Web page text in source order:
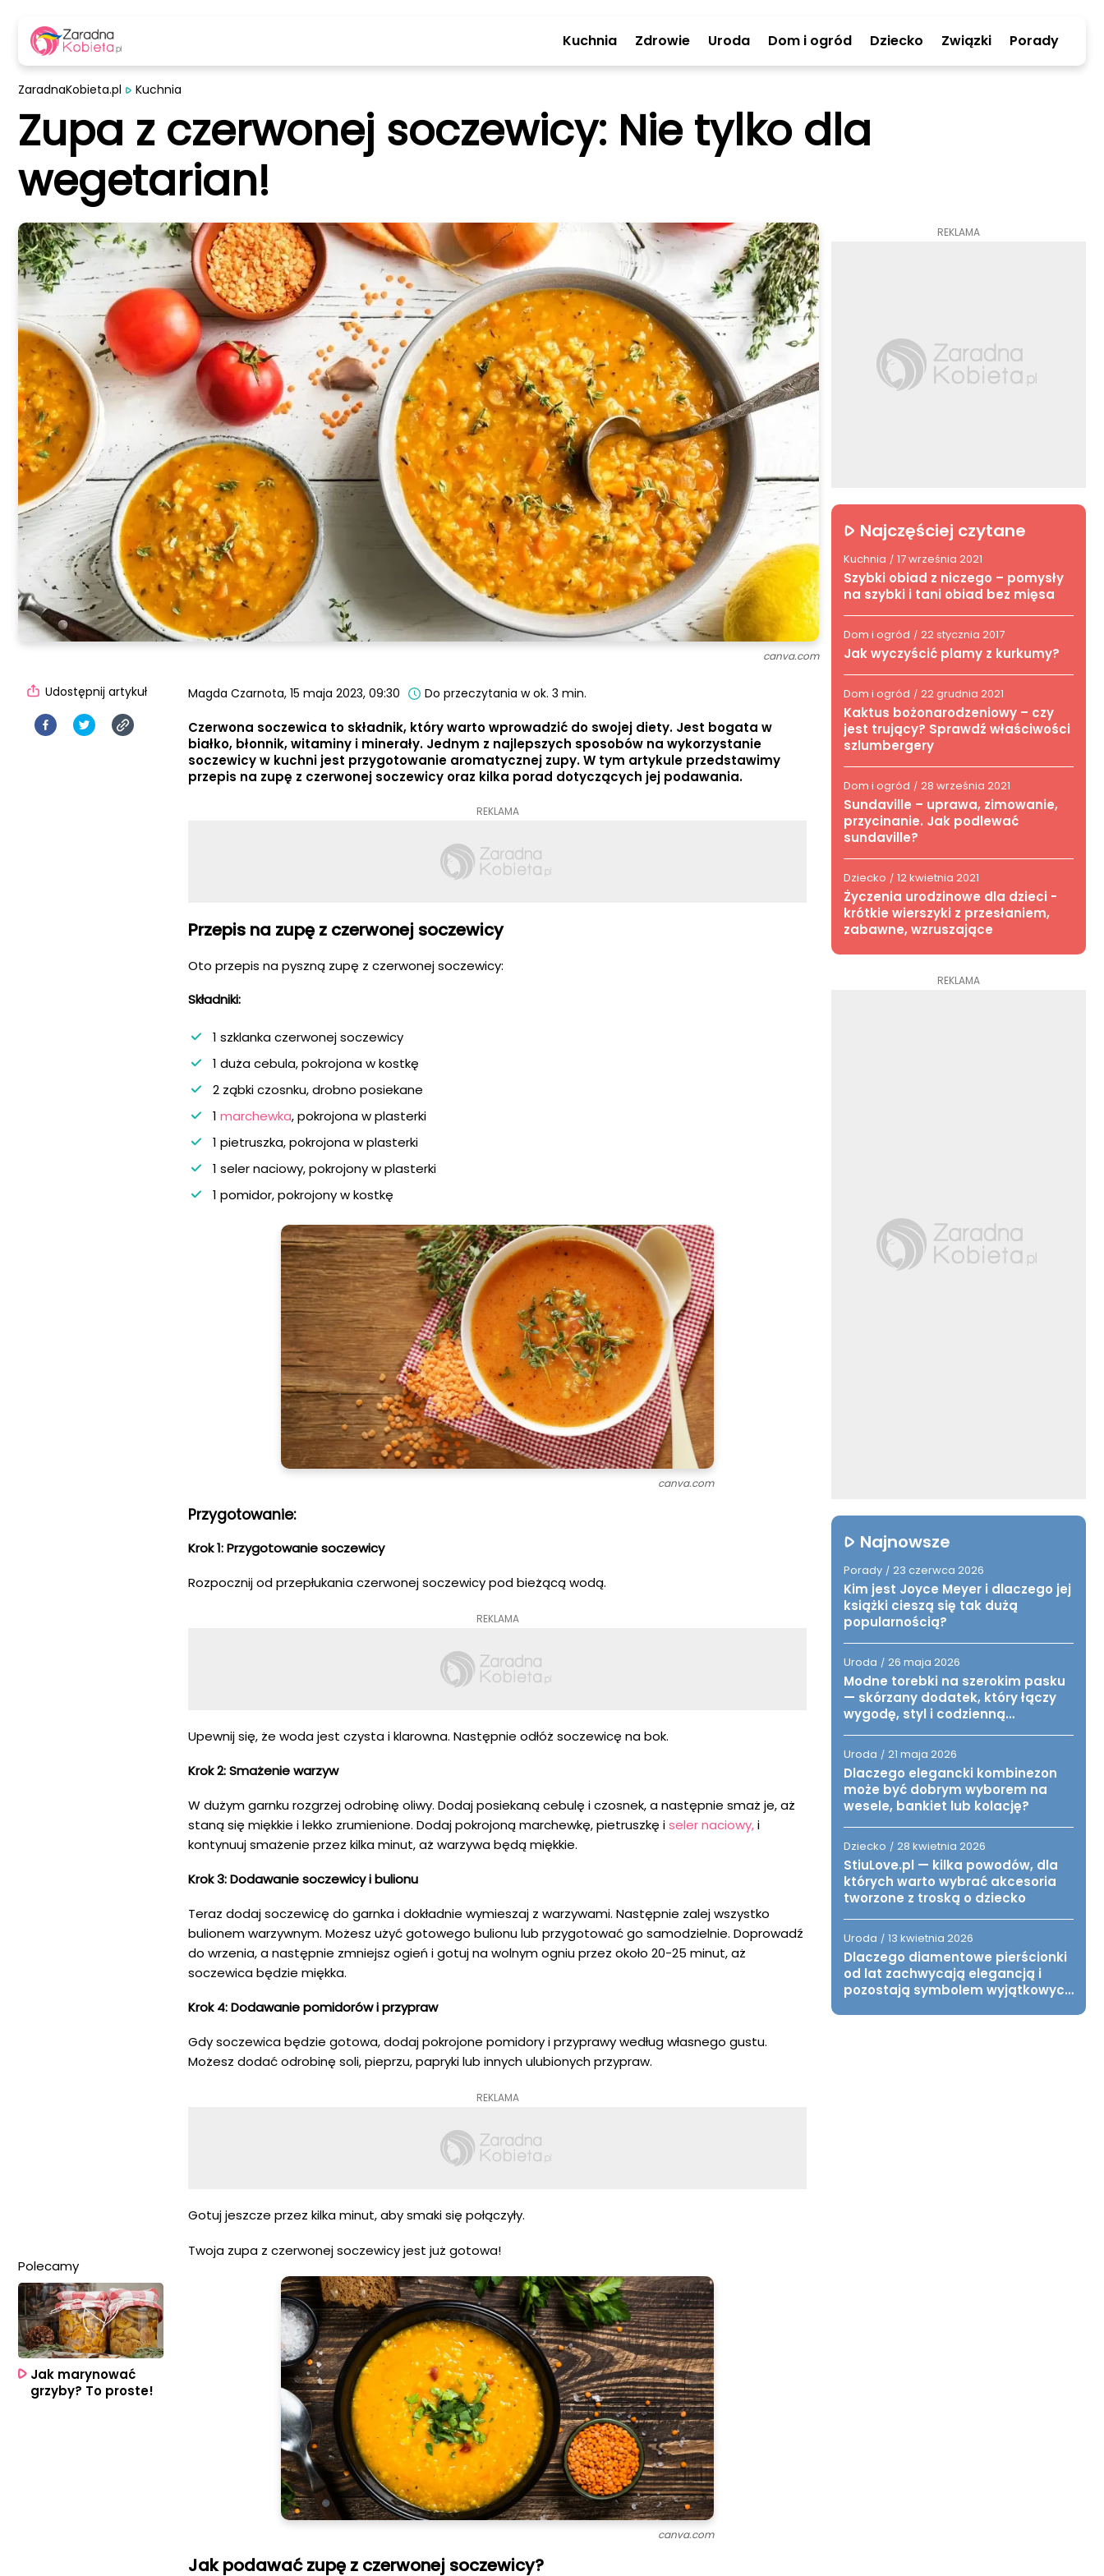
Kuchnia Zdrowie Uroda Dom i ogród Dziecko Związki Porady
canva.com
ZaradnaKobieta.pl Kuchnia
Zupa z czerwonej soczewicy: Nie tylko dla
wegetarian!
Magda Czarnota, 15 maja 2023, 09:30 Do przeczytania w ok. 3 min.
Czerwona soczewica to składnik, który warto wprowadzić do swojej diety. Jest bogata w
białko, błonnik, witaminy i minerały. Jednym z najlepszych sposobów na wykorzystanie
soczewicy w kuchni jest przygotowanie aromatycznej zupy. W tym artykule przedstawimy
przepis na zupę z czerwonej soczewicy oraz kilka porad dotyczących jej podawania.
REKLAMA
Przepis na zupę z czerwonej soczewicy
Oto przepis na pyszną zupę z czerwonej soczewicy:
Składniki:
1 szklanka czerwonej soczewicy
1 duża cebula, pokrojona w kostkę
2 ząbki czosnku, drobno posiekane
1 marchewka, pokrojona w plasterki
1 pietruszka, pokrojona w plasterki
1 seler naciowy, pokrojony w plasterki
1 pomidor, pokrojony w kostkę
canva.com
Przygotowanie:
Krok 1: Przygotowanie soczewicy
Rozpocznij od przepłukania czerwonej soczewicy pod bieżącą wodą.
REKLAMA
Upewnij się, że woda jest czysta i klarowna. Następnie odłóż soczewicę na bok.
Krok 2: Smażenie warzyw
W dużym garnku rozgrzej odrobinę oliwy. Dodaj posiekaną cebulę i czosnek, a następnie smaż je, aż
staną się miękkie i lekko zrumienione. Dodaj pokrojoną marchewkę, pietruszkę iseler naciowy,i
kontynuuj smażenie przez kilka minut, aż warzywa będą miękkie.
Krok 3: Dodawanie soczewicy i bulionu
Teraz dodaj soczewicę do garnka i dokładnie wymieszaj z warzywami. Następnie zalej wszystko
bulionem warzywnym. Możesz użyć gotowego bulionu lub przygotować go samodzielnie. Doprowadź
do wrzenia, a następnie zmniejsz ogień i gotuj na wolnym ogniu przez około 20-25 minut, aż
soczewica będzie miękka.
Krok 4: Dodawanie pomidorów i przypraw
Gdy soczewica będzie gotowa, dodaj pokrojone pomidory i przyprawy według własnego gustu.
Możesz dodać odrobinę soli, pieprzu, papryki lub innych ulubionych przypraw.
REKLAMA
Gotuj jeszcze przez kilka minut, aby smaki się połączyły.
Twoja zupa z czerwonej soczewicy jest już gotowa!
canva.com
Jak podawać zupę z czerwonej soczewicy?
Udostępnij artykuł
Polecamy
Jak marynować
grzyby? To proste!
REKLAMA
Najczęściej czytane
Kuchnia / 17 września 2021
Szybki obiad z niczego – pomysły
na szybki i tani obiad bez mięsa
Dom i ogród / 22 stycznia 2017
Jak wyczyścić plamy z kurkumy?
Dom i ogród / 22 grudnia 2021
Kaktus bożonarodzeniowy – czy
jest trujący? Sprawdź właściwości
szlumbergery
Dom i ogród / 28 września 2021
Sundaville – uprawa, zimowanie,
przycinanie. Jak podlewać
sundaville?
Dziecko / 12 kwietnia 2021
Życzenia urodzinowe dla dzieci -
krótkie wierszyki z przesłaniem,
zabawne, wzruszające
REKLAMA
Najnowsze
Porady / 23 czerwca 2026
Kim jest Joyce Meyer i dlaczego jej
książki cieszą się tak dużą
popularnością?
Uroda / 26 maja 2026
Modne torebki na szerokim pasku
— skórzany dodatek, który łączy
wygodę, styl i codzienną
Uroda / 21 maja 2026
Dlaczego elegancki kombinezon
może być dobrym wyborem na
wesele, bankiet lub kolację?
Dziecko / 28 kwietnia 2026
StiuLove.pl — kilka powodów, dla
których warto wybrać akcesoria
tworzone z troską o dziecko
Uroda / 13 kwietnia 2026
Dlaczego diamentowe pierścionki
od lat zachwycają elegancją i
pozostają symbolem wyjątkowych